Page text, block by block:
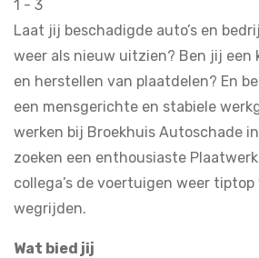
1 - 3
Laat jij beschadigde auto’s en
weer als nieuw uitzien? Ben jij een
en herstellen van plaatdelen? En
een mensgerichte en stabiele
werken bij Broekhuis Autoschade
zoeken een enthousiaste
collega’s de voertuigen weer
wegrijden.
Wat bied jij